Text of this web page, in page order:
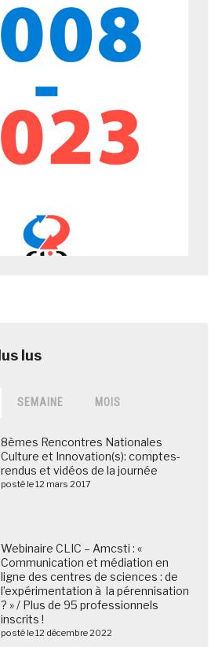
SEMAINE MOIS
8èmes Rencontres Nationales
Culture et Innovation(s): comptes-
rendus et vidéos de la journée
posté le 12 mars 2017
Webinaire CLIC – Amcsti : «
Communication et médiation en
ligne des centres de sciences : de
l’expérimentation à la pérennisation
? » / Plus de 95 professionnels
inscrits !
posté le 12 décembre 2022